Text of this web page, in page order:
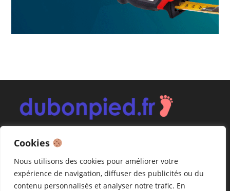
Cookies
Nous utilisons des cookies pour améliorer votre
expérience de navigation, diffuser des publicités ou du
contenu personnalisés et analyser notre trafic. En
Guides d’achat
Contact